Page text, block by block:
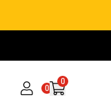
0
0